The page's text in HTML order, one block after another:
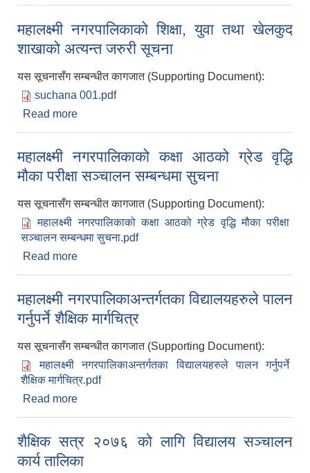
महालक्ष्मी नगरपालिकाको शिक्षा, युवा तथा खेलकुद
शाखाको अत्यन्त जरुरी सूचना
यस सूचनासँग सम्बन्धीत कागजात (Supporting Document):
suchana 001.pdf
Read more
महालक्ष्मी नगरपालिकाको कक्षा आठको ग्रेड वृद्धि
मौका परीक्षा सञ्चालन सम्बन्धमा सुचना
यस सूचनासँग सम्बन्धीत कागजात (Supporting Document):
महालक्ष्मी नगरपालिकाको कक्षा आठको ग्रेड वृद्धि मौका परीक्षा
सञ्चालन सम्बन्धमा सुचना.pdf
Read more
महालक्ष्मी नगरपालिकाअन्तर्गतका विद्यालयहरुले पालन
गर्नुपर्ने शैक्षिक मार्गचित्र
यस सूचनासँग सम्बन्धीत कागजात (Supporting Document):
महालक्ष्मी नगरपालिकाअन्तर्गतका विद्यालयहरुले पालन गर्नुपर्ने
शैक्षिक मार्गचित्र.pdf
Read more
शैक्षिक सत्र २०७६ को लागि विद्यालय सञ्चालन
कार्य तालिका